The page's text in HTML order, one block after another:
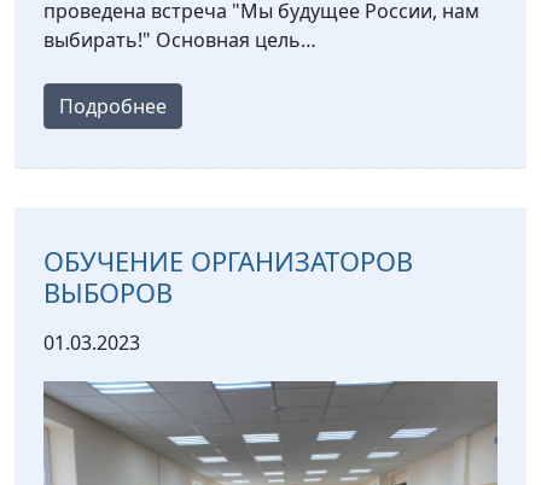
проведена встреча "Мы будущее России, нам
выбирать!" Основная цель…
Подробнее
ОБУЧЕНИЕ ОРГАНИЗАТОРОВ
ВЫБОРОВ
01.03.2023